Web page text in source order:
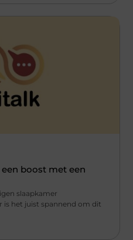
boost met een
slaapkamer
is het juist spannend om dit